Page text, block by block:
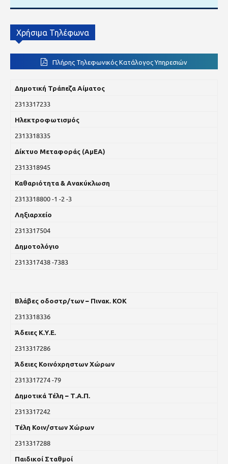
Χρήσιμα Τηλέφωνα
Πλήρης Τηλεφωνικός Κατάλογος Υπηρεσιών
Δημοτική Τράπεζα Αίματος
2313317233
Ηλεκτροφωτισμός
2313318335
Δίκτυο Μεταφοράς (ΑμΕΑ)
2313318945
Καθαριότητα & Ανακύκλωση
2313318800 -1 -2 -3
Ληξιαρχείο
2313317504
Δημοτολόγιο
2313317438 -7383
Βλάβες οδοστρ/των – Πινακ. ΚΟΚ
2313318336
Άδειες Κ.Υ.Ε.
2313317286
Άδειες Κοινόχρηστων Χώρων
2313317274 -79
Δημοτικά Τέλη – Τ.Α.Π.
2313317242
Τέλη Κοιν/στων Χώρων
2313317288
Παιδικοί Σταθμοί